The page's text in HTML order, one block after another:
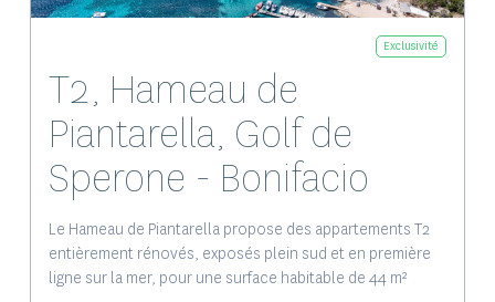
Exclusivité
T2, Hameau de
Piantarella, Golf de
Sperone - Bonifacio
Le Hameau de Piantarella propose des appartements T2
entièrement rénovés, exposés plein sud et en première
ligne sur la mer, pour une surface habitable de 44 m²